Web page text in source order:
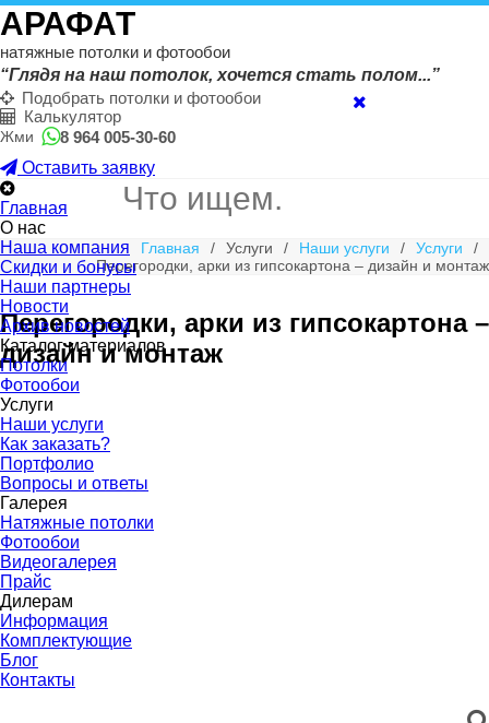
АРАФАТ
натяжные потолки и фотообои
“Глядя на наш потолок, хочется стать полом...”
Подобрать потолки и фотообои
Калькулятор
Жми
8 964 005-30-60
Оставить заявку
Главная
О нас
Наша компания
Скидки и бонусы
Наши партнеры
Новости
Архив новостей
Каталог материалов
Потолки
Фотообои
Услуги
Наши услуги
Как заказать?
Портфолио
Вопросы и ответы
Галерея
Натяжные потолки
Фотообои
Видеогалерея
Прайс
Дилерам
Информация
Комплектующие
Блог
Контакты
Главная / Услуги / Наши услуги / Услуги
/
Перегородки, арки из гипсокартона – дизайн и монтаж
Перегородки, арки из гипсокартона –
дизайн и монтаж